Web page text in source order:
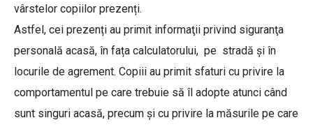
vârstelor copiilor prezenți.
Astfel, cei prezenți au primit informaţii privind siguranţa
personală acasă, în fața calculatorului, pe stradă şi în
locurile de agrement. Copiii au primit sfaturi cu privire la
comportamentul pe care trebuie să îl adopte atunci când
sunt singuri acasă, precum şi cu privire la măsurile pe care